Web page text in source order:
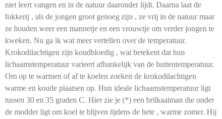
niet leert vangen en in de natuur daaronder lijdt. Daarna laat de
fokkerij , als de jongen groot genoeg zijn , ze vrij in de natuur maar
ze houden weer een mannetje en een vrouwtje om verder jongen te
kweken. Nu ga ik wat meer vertellen over de temperatuur.
Krokodilachtigen zijn koudbloedig , wat betekent dat hun
lichaamstemperatuur varieert afhankelijk van de buitentemperatuur.
Om op te warmen of af te koelen zoeken de krokodilachtigen
warme en koude plaatsen op. Hun ideale lichaamstemperatuur ligt
tussen 30 en 35 graden C. Hier zie je (*) een brilkaaiman die onder
de modder ligt om koel te blijven tijdens de hete , warme zomer. Hij